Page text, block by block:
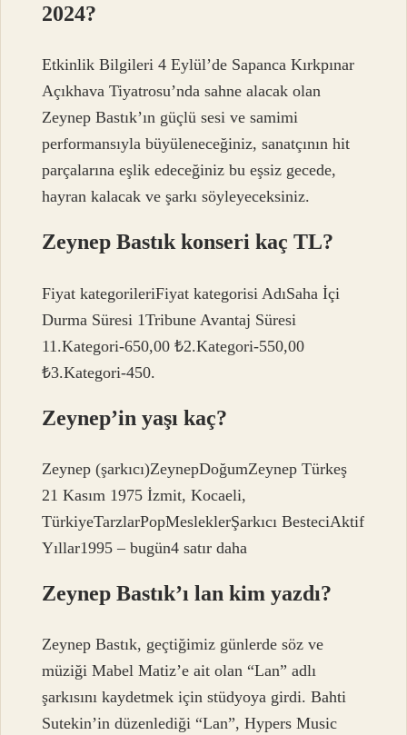
2024?
Etkinlik Bilgileri 4 Eylül’de Sapanca Kırkpınar
Açıkhava Tiyatrosu’nda sahne alacak olan
Zeynep Bastık’ın güçlü sesi ve samimi
performansıyla büyüleneceğiniz, sanatçının hit
parçalarına eşlik edeceğiniz bu eşsiz gecede,
hayran kalacak ve şarkı söyleyeceksiniz.
Zeynep Bastık konseri kaç TL?
Fiyat kategorileriFiyat kategorisi AdıSaha İçi
Durma Süresi 1Tribune Avantaj Süresi
11.Kategori-650,00 ₺2.Kategori-550,00
₺3.Kategori-450.
Zeynep’in yaşı kaç?
Zeynep (şarkıcı)ZeynepDoğumZeynep Türkeş
21 Kasım 1975 İzmit, Kocaeli,
TürkiyeTarzlarPopMesleklerŞarkıcı BesteciAktif
Yıllar1995 – bugün4 satır daha
Zeynep Bastık’ı lan kim yazdı?
Zeynep Bastık, geçtiğimiz günlerde söz ve
müziği Mabel Matiz’e ait olan “Lan” adlı
şarkısını kaydetmek için stüdyoya girdi. Bahti
Sutekin’in düzenlediği “Lan”, Hypers Music